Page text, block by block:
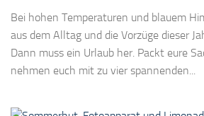
Bei hohen Temperaturen und blauem
aus dem Alltag und die Vorzüge dieser
Dann muss ein Urlaub her. Packt eure
nehmen euch mit zu vier spannenden...